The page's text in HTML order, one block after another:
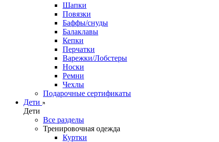
Шапки
Повязки
Баффы/снуды
Балаклавы
Кепки
Перчатки
Варежки/Лобстеры
Носки
Ремни
Чехлы
Подарочные сертификаты
Дети
Дети
Все разделы
Тренировочная одежда
Куртки